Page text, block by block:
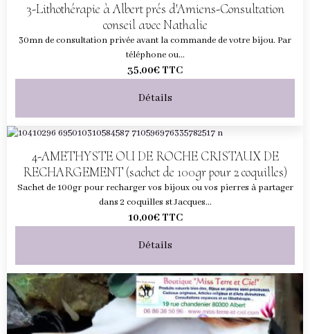
3-Lithothérapie à Albert prés d'Amiens-Consultation
conseil avec Nathalie
30mn de consultation privée avant la commande de votre bijou. Par
téléphone ou...
35,00€ TTC
Détails
4-AMETHYSTE OU DE ROCHE CRISTAUX DE
RECHARGEMENT (sachet de 100gr pour 2 coquilles)
Sachet de 100gr pour recharger vos bijoux ou vos pierres à partager
dans 2 coquilles st Jacques...
10,00€ TTC
Détails